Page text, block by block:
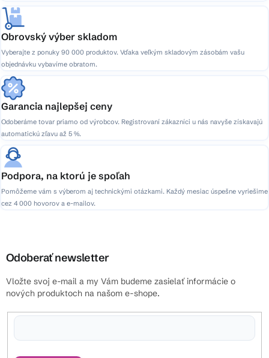
Obrovský výber skladom
Vyberajte z ponuky 90 000 produktov. Vďaka veľkým skladovým zásobám vašu
objednávku vybavíme obratom.
Garancia najlepšej ceny
Odoberáme tovar priamo od výrobcov. Registrovaní zákazníci u nás navyše získavajú
automatickú zľavu až 5 %.
Podpora, na ktorú je spoľah
Pomôžeme vám s výberom aj technickými otázkami. Každý mesiac úspešne vyriešime
cez 4 000 hovorov a e-mailov.
Odoberať newsletter
Vložte svoj e-mail a my Vám budeme zasielať informácie o
nových produktoch na našom e-shope.